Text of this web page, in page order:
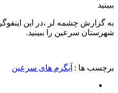
ببینید
به گزارش چشمه لر ،در این
شهرستان سرعین را ببینید.
برچسب ها : آبگرم های سرعین